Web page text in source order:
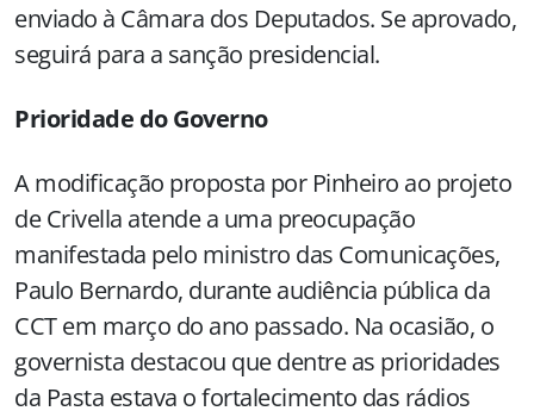
enviado à Câmara dos Deputados. Se aprovado,
seguirá para a sanção presidencial.
Prioridade do Governo
A modificação proposta por Pinheiro ao projeto
de Crivella atende a uma preocupação
manifestada pelo ministro das Comunicações,
Paulo Bernardo, durante audiência pública da
CCT em março do ano passado. Na ocasião, o
governista destacou que dentre as prioridades
da Pasta estava o fortalecimento das rádios